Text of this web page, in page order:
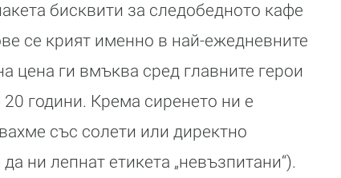
бисквити за следобедното кафе
се крият именно в най-ежедневните
цена ги вмъква сред главните герои
години. Крема сиренето ни е
със солети или директно
ни лепнат етикета „невъзпитани“).